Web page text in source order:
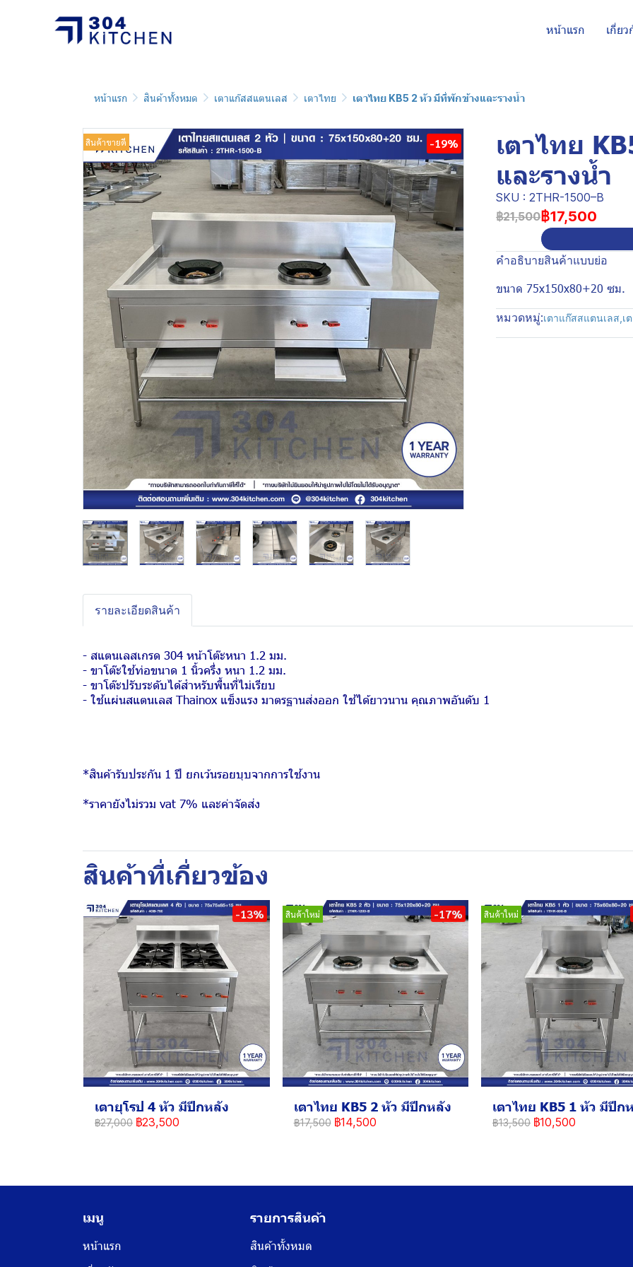
หน้าแรก เกี่ยว
หน้าแรก สินค้าทั้งหมด เตาแก๊สสแตนเลส เตาไทย เตาไทย KB5 2 หัว มีที่พักข้างและรางน้ำ
สินค้าขายดี -19%
เตาไทย
และรางน้ำ
SKU : 2THR-1500–B
฿21,500฿17,500
คำอธิบายสินค้าแบบย่อ
ขนาด 75x150x80+20 ซม.
หมวดหมู่:เตาแก๊สสแตนเลส เ
รายละเอียดสินค้า
- สแตนเลสเกรด 304 หน้าโต๊ะหนา 1.2 มม.
- ขาโต๊ะใช้ท่อขนาด 1 นิ้วครึ่ง หนา 1.2 มม.
- ขาโต๊ะปรับระดับได้สำหรับพื้นที่ไม่เรียบ
- ใช้แผ่นสแตนเลส Thainox แข็งแรง มาตรฐานส่งออก ใช้ได้ยาวนาน คุณภาพอันดับ 1
*สินค้ารับประกัน 1 ปี ยกเว้นรอยบุบจากการใช้งาน
*ราคายังไม่รวม vat 7% และค่าจัดส่ง
สินค้าที่เกี่ยวข้อง
-13%
เตายุโรป 4 หัว มีปีกหลัง
฿27,000 ฿23,500
สินค้าใหม่ -17%
เตาไทย KB5 2 หัว มีปีกหลัง
฿17,500 ฿14,500
สินค้าใหม่
เตาไทย KB5 1 หัว มีปีก
฿13,500 ฿10,500
เมนู
หน้าแรก
รายการสินค้า
สินค้าทั้งหมด